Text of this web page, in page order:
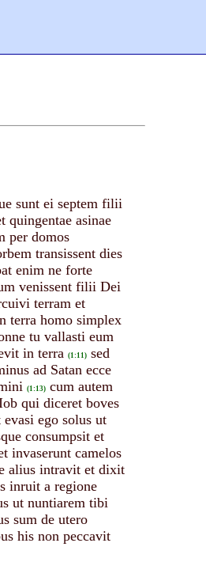
sunt ei septem filii
quingentae asinae
per domos
transissent dies
enim ne forte
venissent filii Dei
terram et
terra homo simplex
tu vallasti eum
in terra (1:11) sed
ad Satan ecce
(1:13) cum autem
qui diceret boves
ego solus ut
consumpsit et
invaserunt camelos
alius intravit et dixit
inruit a regione
ut nuntiarem tibi
sum de utero
his non peccavit